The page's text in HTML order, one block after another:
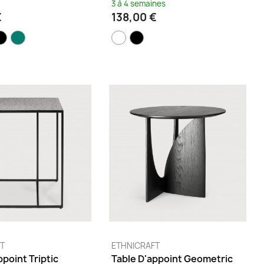
3 à 4 semaines
138,00 €
Triptic
ETHNICRAFT
Table D'appoint Geometric